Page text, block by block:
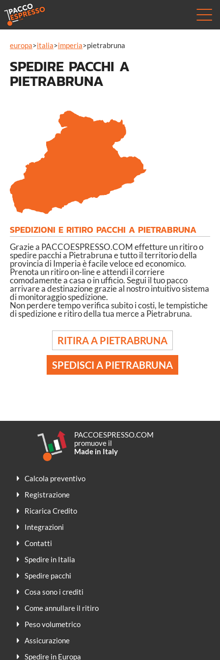
europa>italia>imperia>pietrabruna
SPEDIRE PACCHI A
PIETRABRUNA
SPEDIZIONI E RITIRO PACCHI A PIETRABRUNA
Grazie a PACCOESPRESSO.COM effetture un ritiro o
spedire pacchi a Pietrabruna e tutto il territorio della
provincia di Imperia è facile veloce ed economico.
Prenota un ritiro on-line e attendi il corriere
comodamente a casa o in ufficio. Segui il tuo pacco
arrivare a destinazione grazie al nostro intuitivo sistema
di monitoraggio spedizione.
Non perdere tempo verifica subito i costi, le tempistiche
di spedizione e ritiro della tua merce a Pietrabruna.
RITIRA A PIETRABRUNA
SPEDISCI A PIETRABRUNA
PACCOESPRESSO.COM
promuove il
Made in Italy
Calcola preventivo
Registrazione
Ricarica Credito
Integrazioni
Contatti
Spedire in Italia
Spedire pacchi
Cosa sono i crediti
Come annullare il ritiro
Peso volumetrico
Assicurazione
Spedire in Europa